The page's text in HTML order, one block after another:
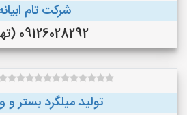
شرکت تام
09126028292 (تهران)
تولید میلگرد بستر